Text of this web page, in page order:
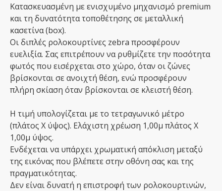
Κατασκευασμένη με ενισχυμένο μηχανισμό premium
και τη δυνατότητα τοποθέτησης σε μεταλλική
κασετίνα (box).
Οι διπλές ρολοκουρτίνες zebra προσφέρουν
ευελιξία. Σας επιτρέπουν να ρυθμίζετε την ποσότητα
φωτός που εισέρχεται στο χώρο, όταν οι ζώνες
βρίσκονται σε ανοιχτή θέση, ενώ προσφέρουν
πλήρη σκίαση όταν βρίσκονται σε κλειστή θέση.
Η τιμή υπολογίζεται με το τετραγωνικό μέτρο
(πλάτος Χ ύψος). Ελάχιστη χρέωση 1,00μ πλάτος Χ
1,00μ ύψος.
Ενδέχεται να υπάρχει χρωματική απόκλιση μεταξύ
της εικόνας που βλέπετε στην οθόνη σας και της
πραγματικότητας.
Δεν είναι δυνατή η επιστροφή των ρολοκουρτινών,